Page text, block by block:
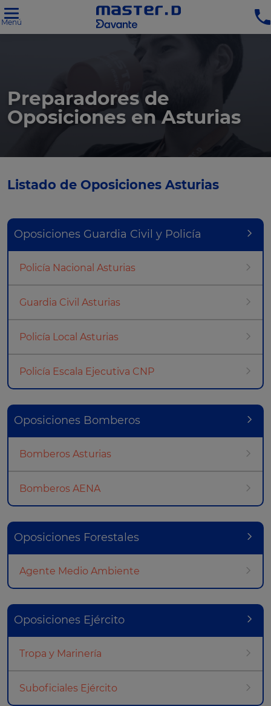
Menú
Preparadores de
Oposiciones en Asturias
Listado de Oposiciones Asturias
Oposiciones Guardia Civil y Policía
Policía Nacional Asturias
Guardia Civil Asturias
Policía Local Asturias
Policía Escala Ejecutiva CNP
Oposiciones Bomberos
Bomberos Asturias
Bomberos AENA
Oposiciones Forestales
Agente Medio Ambiente
Oposiciones Ejército
Tropa y Marinería
Suboficiales Ejército